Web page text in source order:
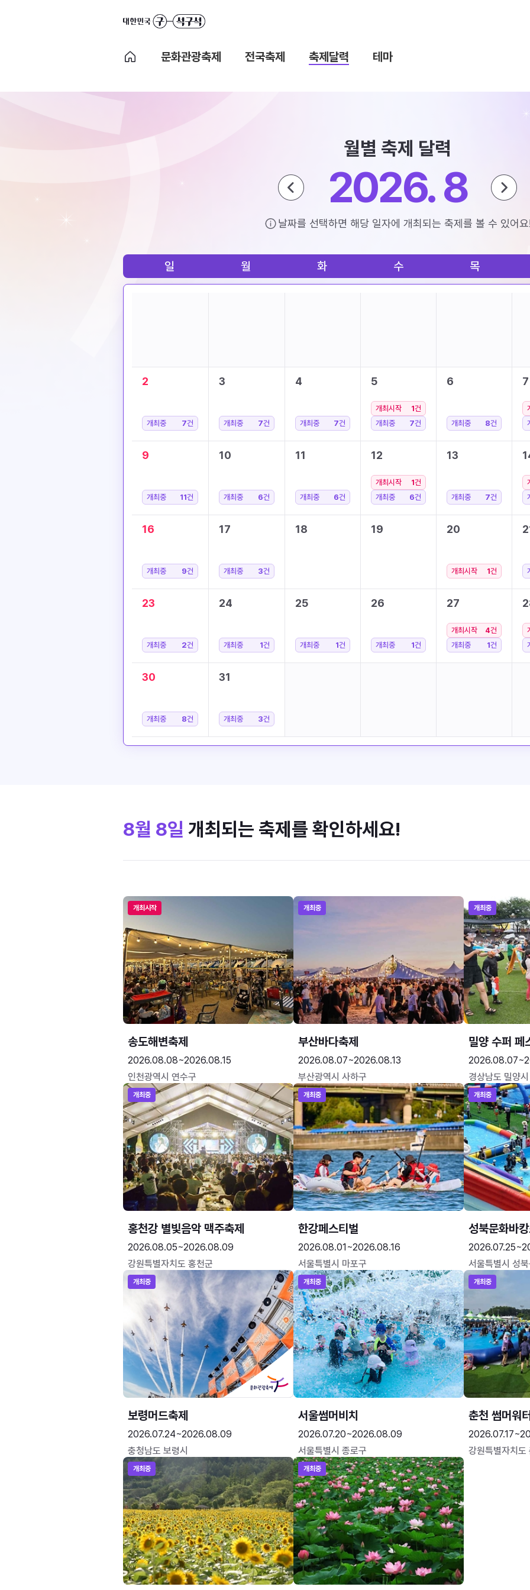
문화관광축제 전국축제 축제달력 테마
월별 축제 달력
2026. 8
날짜를 선택하면 해당 일자에 개최되는 축제를 볼 수 있어
일 월 화 수 목
2
개최중 7건
3
개최중 7건
4
개최중 7건
5
개최시작 1건
개최중
7건
6
개최중 8건
7
9
개최중 11건
10
개최중 6건
11
개최중 6건
12
개최시작 1건
개최중
6건
13
개최중 7건
16
개최중 9건
17
개최중 3건
18 19 20
개최시작 1건
23
개최중 2건
24
개최중 1건
25
개최중 1건
26
개최중 1건
27
개최시작 4건
개최중
1건
30
개최중 8건
31
개최중 3건
8월 8일 개최되는 축제를 확인하세요!
개최시작
송도해변축제
2026.08.08~2026.08.15
인천광역시 연수구
개최중
부산바다축제
2026.08.07~2026.08.13
부산광역시 사하구
개최중
밀양 수퍼 페
경상남도 밀양시
개최중
홍천강 별빛음악 맥주축제
2026.08.05~2026.08.09
강원특별자치도 홍천군
개최중
한강페스티벌
2026.08.01~2026.08.16
서울특별시 마포구
개최중
성북문화바
서울특별시 성
개최중
보령머드축제
2026.07.24~2026.08.09
충청남도 보령시
개최중
서울썸머비치
2026.07.20~2026.08.09
서울특별시 종로구
개최중
춘천 썸머워
강원특별자치도
개최중 개최중